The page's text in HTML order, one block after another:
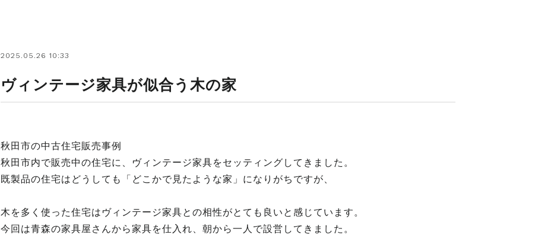
2025.05.26 10:33
ヴィンテージ家具が似合う木の家
秋田市の中古住宅販売事例
秋田市内で販売中の住宅に、ヴィンテージ家具をセッティングしてきました。
既製品の住宅はどうしても「どこかで見たような家」になりがちですが、
木を多く使った住宅はヴィンテージ家具との相性がとても良いと感じています。
今回は青森の家具屋さんから家具を仕入れ、朝から一人で設営してきました。